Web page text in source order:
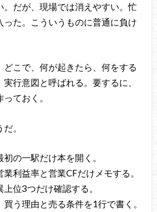
。だが、現場では消えやすい。忙
った。こういうものに普通に負け
どこで、何が起きたら、何をする
行意図と呼ばれる。要するに、
ておく。
。
の一駅だけ本を開く。
利益率と営業CFだけメモする。
位3つだけ確認する。
う理由と売る条件を1行で書く。